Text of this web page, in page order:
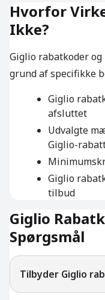
Hvorfor
Ikke?
Giglio rabatkoder
grund af specifikke
Giglio
afsluttet
Udvalgte
Giglio-
Giglio
tilbud
Giglio
Spørgsmål
Tilbyder Giglio